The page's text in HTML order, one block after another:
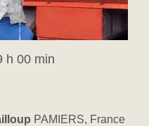
h 00 min
PAMIERS, France